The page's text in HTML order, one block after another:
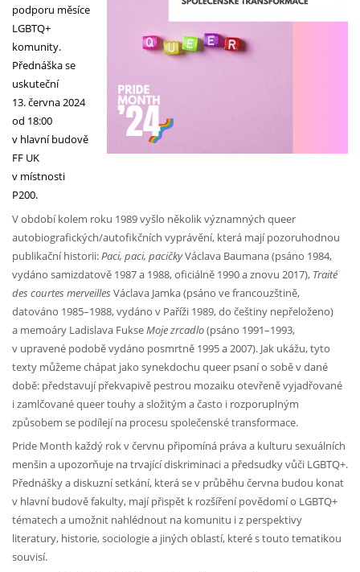
podporu měsíce
LGBTQ+
komunity.
Přednáška se
uskuteční
13. června 2024
od 18:00
v hlavní budově
FF UK
v místnosti
P200.
V období kolem roku 1989 vyšlo několik významných queer
autobiografických/autofikčních vyprávění, která mají pozoruhodnou
publikační historii:Paci, paci, pacičkyVáclava Baumana (psáno 1984,
vydáno samizdatově 1987 a 1988, oficiálně 1990 a znovu 2017), Traité
des courtes merveilles Václava Jamka (psáno ve francouzštině,
datováno 1985–1988, vydáno v Paříži 1989, do češtiny nepřeloženo)
a memoáry Ladislava FukseMoje zrcadlo(psáno 1991–1993,
v upravené podobě vydáno posmrtně 1995 a 2007). Jak ukážu, tyto
texty můžeme chápat jako synekdochu queer psaní o sobě v dané
době: představují překvapivě pestrou mozaiku otevřeně vyjadřované
i zamlčované queer touhy a složitým a často i rozporuplným
způsobem se podílejí na procesu společenské transformace.
Pride Month každý rok v červnu připomíná práva a kulturu sexuálních
menšin a upozorňuje na trvající diskriminaci a předsudky vůči LGBTQ+.
Přednášky a diskuzní setkání, která se v průběhu června budou konat
v hlavní budově fakulty, mají přispět k rozšíření povědomí o LGBTQ+
tématech a umožnit nahlédnout na komunitu i z perspektivy
literatury, historie, sociologie a jiných oblastí, které s touto tematikou
souvisí.